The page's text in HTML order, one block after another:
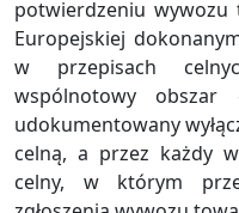
potwierdzeniu
Europejskiej
w przepisach
wspólnotowy
udokumentowany
celną, a przez każdy
celny, w którym